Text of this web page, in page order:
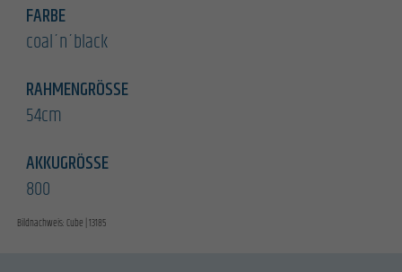
FARBE
coal´n´black
RAHMENGRÖSSE
54cm
AKKUGRÖSSE
800
Bildnachweis: Cube | 13185